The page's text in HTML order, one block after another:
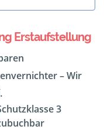
Erstaufstellung
– Wir
3